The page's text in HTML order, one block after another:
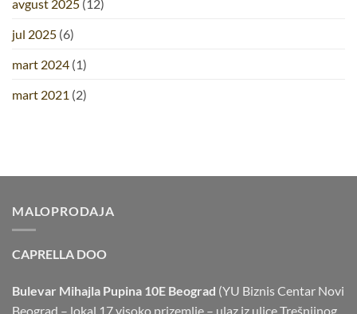
avgust 2025 (12)
jul 2025 (6)
mart 2024 (1)
mart 2021 (2)
MALOPRODAJA
CAPRELLA DOO
Bulevar Mihajla Pupina 10E Beograd (YU Biznis Centar Novi
Beograd – lokal 17 visoko prizemlje – ulaz iz ulice Trešnjinog